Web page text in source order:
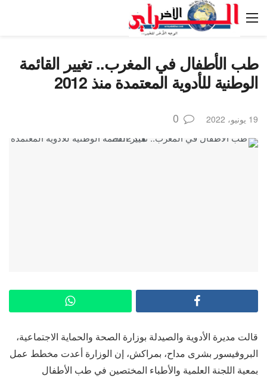
طب الأطفال في المغرب.. تغيير القائمة
الوطنية للأدوية المعتمدة منذ 2012
19 يونيو، 2022 0
قالت مديرة الأدوية والصيدلة بوزارة الصحة والحماية الاجتماعية،
البروفيسور بشرى مداح، بمراكش، إن الوزارة أعدت مخطط عمل
بمعية اللجنة العلمية والأطباء المختصين في طب الأطفال